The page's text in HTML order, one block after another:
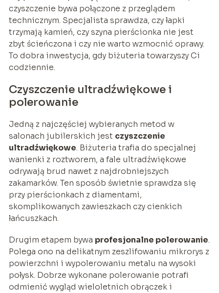
czyszczenie bywa połączone z przeglądem
technicznym. Specjalista sprawdza, czy łapki
trzymają kamień, czy szyna pierścionka nie jest
zbyt ścieńczona i czy nie warto wzmocnić oprawy.
To dobra inwestycja, gdy biżuteria towarzyszy Ci
codziennie.
Czyszczenie ultradźwiękowe i
polerowanie
Jedną z najczęściej wybieranych metod w
salonach jubilerskich jest czyszczenie
ultradźwiękowe. Biżuteria trafia do specjalnej
wanienki z roztworem, a fale ultradźwiękowe
odrywają brud nawet z najdrobniejszych
zakamarków. Ten sposób świetnie sprawdza się
przy pierścionkach z diamentami,
skomplikowanych zawieszkach czy cienkich
łańcuszkach.
Drugim etapem bywa profesjonalne polerowanie.
Polega ono na delikatnym zeszlifowaniu mikrorys z
powierzchni i wypolerowaniu metalu na wysoki
połysk. Dobrze wykonane polerowanie potrafi
odmienić wygląd wieloletnich obrączek i